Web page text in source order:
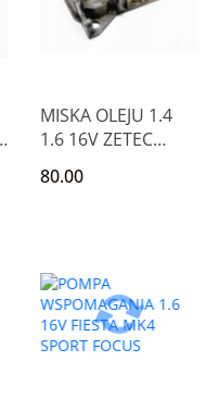
MISKA OLEJU 1.4
1.6 16V ZETEC
FIESTA
80.00